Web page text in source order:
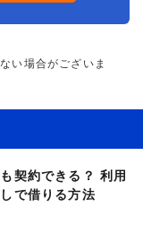
い場合がございま
契約できる？ 利用
で借りる方法